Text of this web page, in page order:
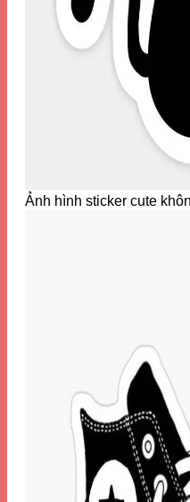
Ảnh hình sticker cute